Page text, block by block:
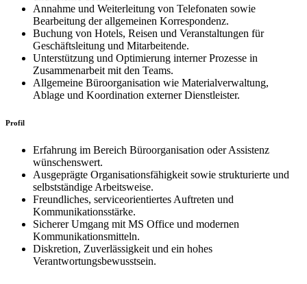
Annahme und Weiterleitung von Telefonaten sowie
Bearbeitung der allgemeinen Korrespondenz.
Buchung von Hotels, Reisen und Veranstaltungen für
Geschäftsleitung und Mitarbeitende.
Unterstützung und Optimierung interner Prozesse in
Zusammenarbeit mit den Teams.
Allgemeine Büroorganisation wie Materialverwaltung,
Ablage und Koordination externer Dienstleister.
Profil
Erfahrung im Bereich Büroorganisation oder Assistenz
wünschenswert.
Ausgeprägte Organisationsfähigkeit sowie strukturierte und
selbstständige Arbeitsweise.
Freundliches, serviceorientiertes Auftreten und
Kommunikationsstärke.
Sicherer Umgang mit MS Office und modernen
Kommunikationsmitteln.
Diskretion, Zuverlässigkeit und ein hohes
Verantwortungsbewusstsein.